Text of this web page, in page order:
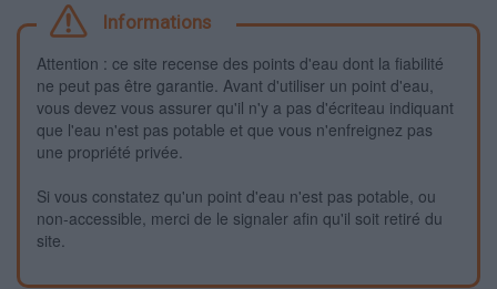
Informations
Attention : ce site recense des points d'eau dont la fiabilité
ne peut pas être garantie. Avant d'utiliser un point d'eau,
vous devez vous assurer qu'il n'y a pas d'écriteau indiquant
que l'eau n'est pas potable et que vous n'enfreignez pas
une propriété privée.
Si vous constatez qu'un point d'eau n'est pas potable, ou
non-accessible, merci de le signaler afin qu'il soit retiré du
site.